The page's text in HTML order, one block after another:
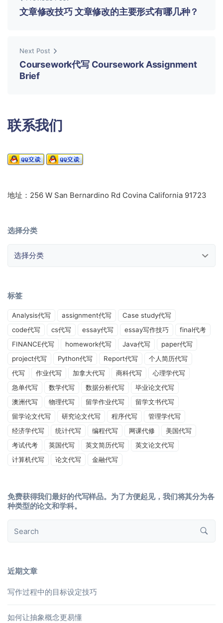
文章修改技巧 文章修改的主要形式有哪几种？
Next Post
Coursework代写 Coursework Assignment
Brief
联系我们
地址：256 W San Bernardino Rd Covina California 91723
选择分类
标签
Analysis代写 assignment代写
Case study代写
code代写
cs代写 essay代写 essay写作技巧
final代考
FINANCE代写
homework代写 Java代写
paper代写
project代写
Python代写 Report代写
个人简历代写
代写
作业代写 加拿大代写 商科代写
心理学代写
急单代写
数学代写 数据分析代写
毕业论文代写
澳洲代写
物理代写 留学作业代写
留学文书代写
留学论文代写
研究论文代写 程序代写
管理学代写
经济学代写
统计代写 编程代写 网课代修
美国代写
考试代考
英国代写 英文简历代写
英文论文代写
计算机代写
论文代写 金融代写
免费获得我们最好的代写样品。为了方便起见，我们将其分为各
种类型的论文和学科。
近期文章
写作过程中的目标设定技巧
如何让抽象概念更易懂